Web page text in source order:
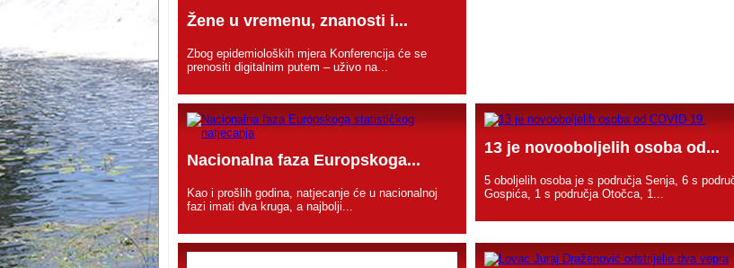
Žene u vremenu, znanosti i...
Zbog epidemioloških mjera Konferencija će se
prenositi digitalnim putem – uživo na...
Nacionalna faza Europskoga...
Kao i prošlih godina, natjecanje će u nacionalnoj
fazi imati dva kruga, a najbolji...
13 je novooboljelih osoba od...
5 oboljelih osoba je s područja Senja, 6 s
Gospića, 1 s područja Otočca, 1...